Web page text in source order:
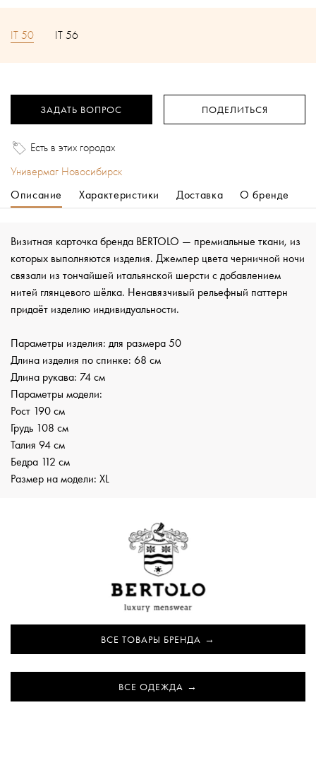
IT 50 IT 56
ЗАДАТЬ ВОПРОС ПОДЕЛИТЬСЯ
Есть в этих городах
Универмаг Новосибирск
Описание
Характеристики Доставка О бренде
Визитная карточка бренда BERTOLO — премиальные ткани, из
которых выполняются изделия. Джемпер цвета черничной ночи
связали из тончайшей итальянской шерсти с добавлением
нитей глянцевого шёлка. Ненавязчивый рельефный паттерн
придаёт изделию индивидуальности.
Параметры изделия: для размера 50
Длина изделия по спинке: 68 см
Длина рукава: 74 см
Параметры модели:
Рост 190 см
Грудь 108 см
Талия 94 см
Бедра 112 см
Размер на модели: XL
ВСЕ ТОВАРЫ БРЕНДА
ВСЕ ОДЕЖДА